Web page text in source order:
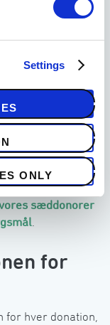
Settings
ONLY
blive
Bank skal du
18 og 45 år, have
høj sædkvalitet.
som omfatter test
og en
tre generationer
sæddonorer
.
for
for hver donation,